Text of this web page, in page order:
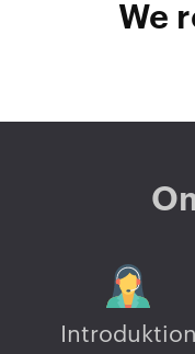
We
Introduktion